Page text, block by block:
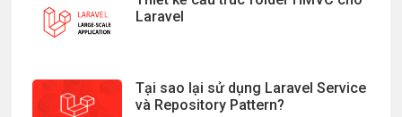
Laravel
Tại sao lại sử dụng Laravel Service
và Repository Pattern?